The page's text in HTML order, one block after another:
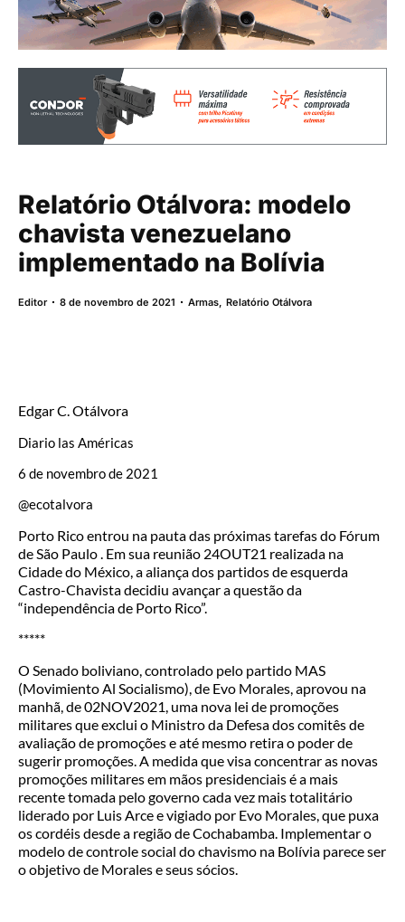
Relatório Otálvora: modelo
chavista venezuelano
implementado na Bolívia
Editor 8 de novembro de 2021 Armas,Relatório Otálvora
Edgar C. Otálvora
Diario las Américas
6 de novembro de 2021
@ecotalvora
Porto Rico entrou na pauta das próximas tarefas do Fórum
de São Paulo . Em sua reunião 24OUT21 realizada na
Cidade do México, a aliança dos partidos de esquerda
Castro-Chavista decidiu avançar a questão da
“independência de Porto Rico”.
*****
O Senado boliviano, controlado pelo partido MAS
(Movimiento Al Socialismo), de Evo Morales, aprovou na
manhã, de 02NOV2021, uma nova lei de promoções
militares que exclui o Ministro da Defesa dos comitês de
avaliação de promoções e até mesmo retira o poder de
sugerir promoções. A medida que visa concentrar as novas
promoções militares em mãos presidenciais é a mais
recente tomada pelo governo cada vez mais totalitário
liderado por Luis Arce e vigiado por Evo Morales, que puxa
os cordéis desde a região de Cochabamba. Implementar o
modelo de controle social do chavismo na Bolívia parece ser
o objetivo de Morales e seus sócios.